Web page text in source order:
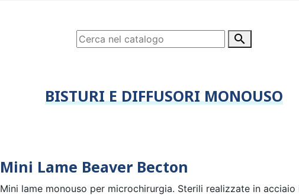

BISTURI E DIFFUSORI MONOUSO
Mini Lame Beaver Becton
Mini lame monouso per microchirurgia. Sterili realizzate in